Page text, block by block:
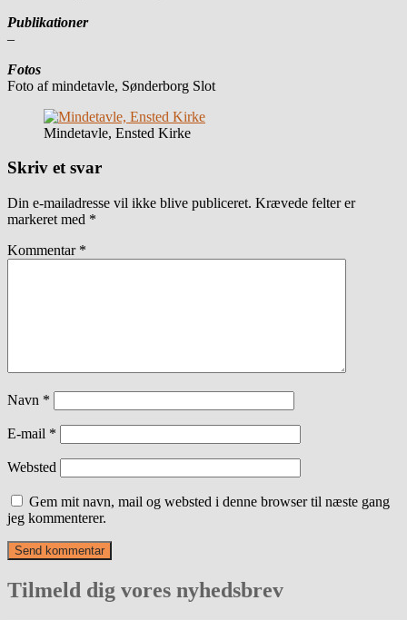
Publikationer
–
Fotos
Foto af mindetavle, Sønderborg Slot
Mindetavle, Ensted Kirke
Skriv et svar
Din e-mailadresse vil ikke blive publiceret. Krævede felter er
markeret med *
Kommentar *
Navn *
E-mail *
Websted
Gem mit navn, mail og websted i denne browser til næste gang
jeg kommenterer.
Tilmeld dig vores nyhedsbrev